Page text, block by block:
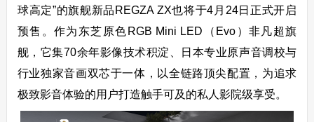
球高定”的旗舰新品REGZA ZX也将于4月24日正式开启
预售。作为东芝原色RGB Mini LED（Evo）非凡超旗
舰，它集70余年影像技术积淀、日本专业原声音调校与
行业独家音画双芯于一体，以全链路顶尖配置，为追求
极致影音体验的用户打造触手可及的私人影院级享受。